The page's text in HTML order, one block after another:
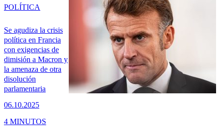
Se agudiza la crisis
política en Francia
con exigencias de
dimisión a Macron y
la amenaza de otra
disolución
parlamentaria
06.10.2025
POLÍTICA
4 MINUTOS